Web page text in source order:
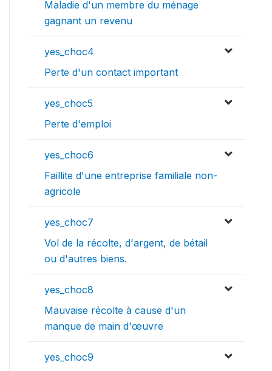
Maladie d'un membre du ménage
gagnant un revenu
yes_choc4
Perte d'un contact important
yes_choc5
Perte d'emploi
yes_choc6
Faillite d'une entreprise familiale non-
agricole
yes_choc7
Vol de la récolte, d'argent, de bétail
ou d'autres biens.
yes_choc8
Mauvaise récolte à cause d'un
manque de main d'œuvre
yes_choc9